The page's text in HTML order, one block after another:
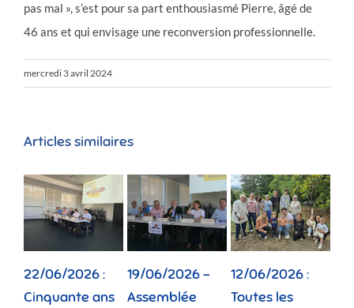
pas mal », s’est pour sa part enthousiasmé Pierre, âgé de
46 ans et qui envisage une reconversion professionnelle.
mercredi 3 avril 2024
Articles similaires
22/06/2026 :
Cinquante ans
19/06/2026 –
Assemblée
12/06/2026 :
Toutes les